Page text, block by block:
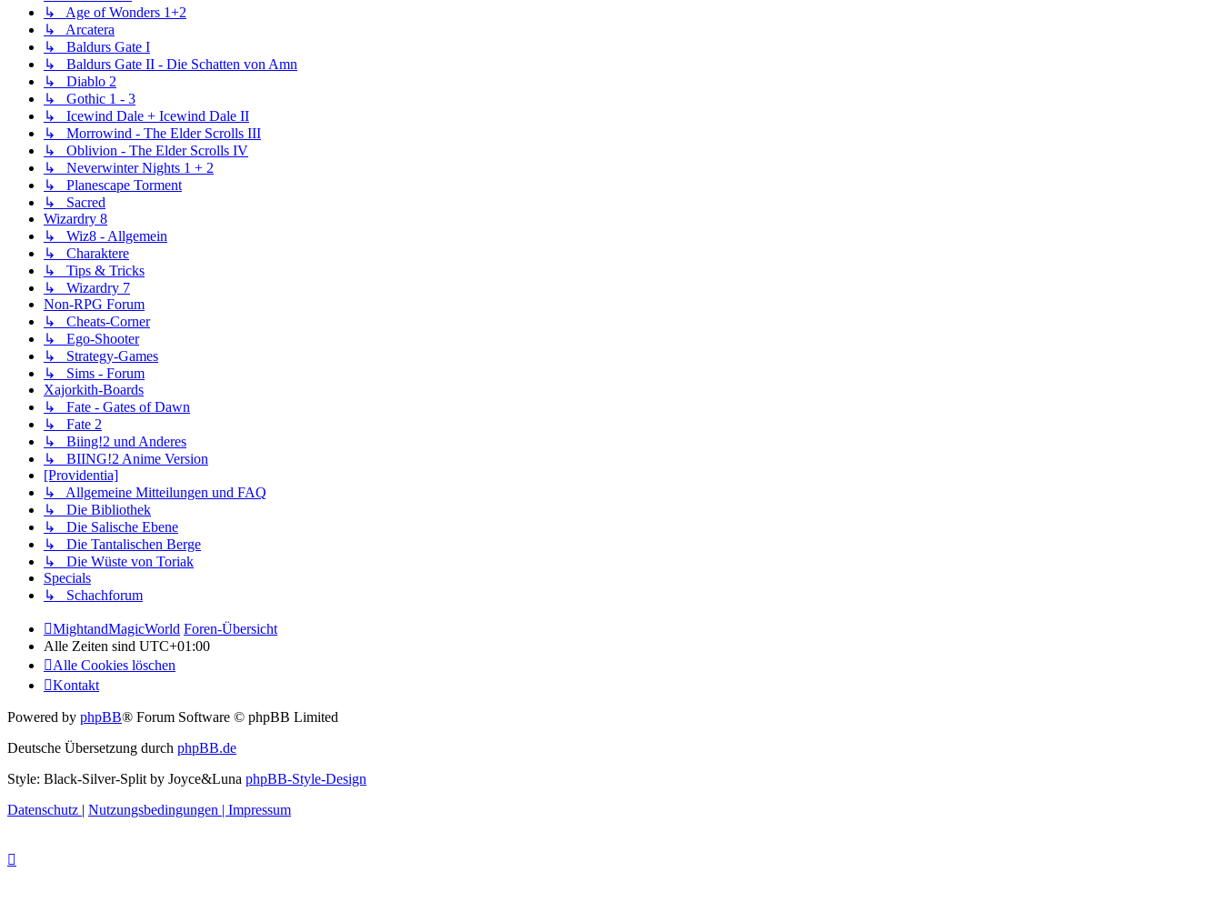
↳ Age of Wonders 1+2
↳ Arcatera
↳ Baldurs Gate I
↳ Baldurs Gate II - Die Schatten von Amn
↳ Diablo 2
↳ Gothic 1 - 3
↳ Icewind Dale + Icewind Dale II
↳ Morrowind - The Elder Scrolls III
↳ Oblivion - The Elder Scrolls IV
↳ Neverwinter Nights 1 + 2
↳ Planescape Torment
↳ Sacred
Wizardry 8
↳ Wiz8 - Allgemein
↳ Charaktere
↳ Tips & Tricks
↳ Wizardry 7
Non-RPG Forum
↳ Cheats-Corner
↳ Ego-Shooter
↳ Strategy-Games
↳ Sims - Forum
Xajorkith-Boards
↳ Fate - Gates of Dawn
↳ Fate 2
↳ Biing!2 und Anderes
↳ BIING!2 Anime Version
[Providentia]
↳ Allgemeine Mitteilungen und FAQ
↳ Die Bibliothek
↳ Die Salische Ebene
↳ Die Tantalischen Berge
↳ Die Wüste von Toriak
Specials
↳ Schachforum
MightandMagicWorld Foren-Übersicht
Alle Zeiten sind UTC+01:00
Alle Cookies löschen
Kontakt
Powered by phpBB® Forum Software © phpBB Limited
Deutsche Übersetzung durch phpBB.de
Style: Black-Silver-Split by Joyce&Luna phpBB-Style-Design
Datenschutz | Nutzungsbedingungen | Impressum